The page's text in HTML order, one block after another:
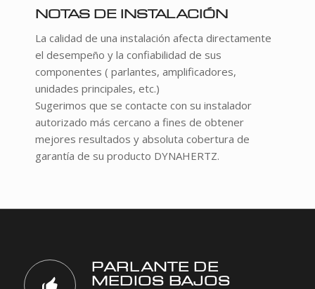
NOTAS DE INSTALACIÓN
La calidad de una instalación afecta directamente
el desempeño y la confiabilidad de sus
componentes ( parlantes, amplificadores,
unidades principales, etc.)
Sugerimos que se contacte con su instalador
autorizado más cercano a fines de obtener
mejores resultados y absoluta cobertura de
garantía de su producto DYNAHERTZ.
PARLANTE DE
MEDIOS BAJOS